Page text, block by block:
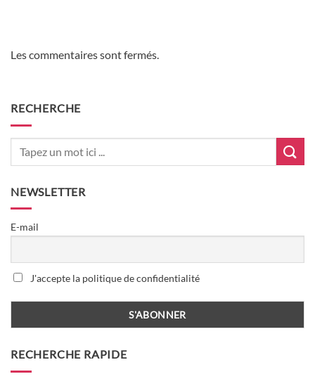
Les commentaires sont fermés.
RECHERCHE
NEWSLETTER
E-mail
J'accepte la politique de confidentialité
RECHERCHE RAPIDE